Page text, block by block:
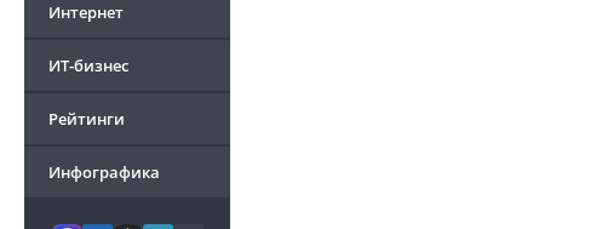
Интернет
ИТ-бизнес
Рейтинги
Инфографика